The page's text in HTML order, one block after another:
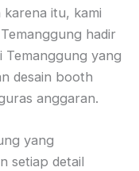
karena itu, kami
hadir
Temanggung yang
desain booth
anggaran.
yang
setiap detail